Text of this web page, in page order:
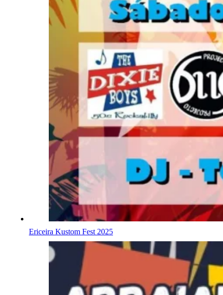
Ericeira Kustom Fest 2025